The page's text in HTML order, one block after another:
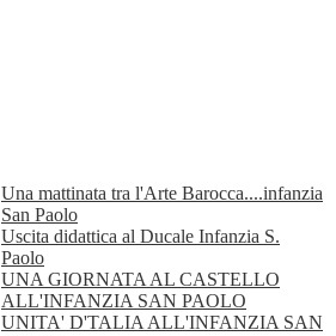
Una mattinata tra l'Arte Barocca....infanzia
San Paolo
Uscita didattica al Ducale Infanzia S.
Paolo
UNA GIORNATA AL CASTELLO
ALL'INFANZIA SAN PAOLO
UNITA' D'TALIA ALL'INFANZIA SAN